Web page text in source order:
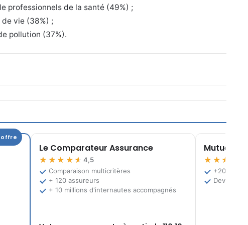
professionnels de la santé (49%) ;
vie (38%) ;
pollution (37%).
offre
Le Comparateur Assurance
★★★★★ 4,5
Comparaison multicritères
+ 120 assureurs
+ 10 millions d'internautes accompagnés
Mutuelle.fr
★★★★★
+200
Devis